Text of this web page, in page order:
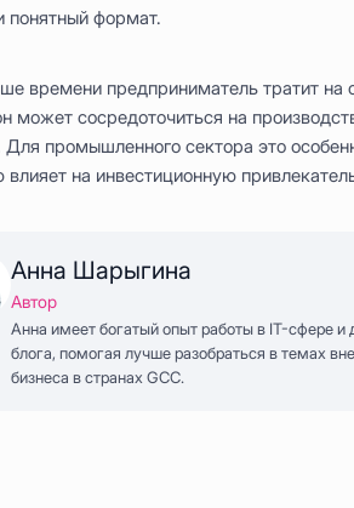
понятный формат.
времени предприниматель тратит на
может сосредоточиться на
Для промышленного сектора это
на инвестиционную
Анна Шарыгина
Автор
Анна имеет богатый опыт работы в IT-сфере
блога, помогая лучше разобраться в темах
бизнеса в странах GCC.